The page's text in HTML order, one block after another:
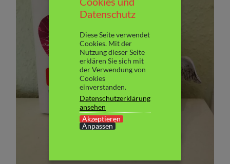
Datenschutz
Diese Seite verwendet
Cookies. Mit der
Nutzung dieser Seite
erklären Sie sich mit
der Verwendung von
Cookies
einverstanden.
Datenschutzerklärung
ansehen
Akzeptieren
Anpassen